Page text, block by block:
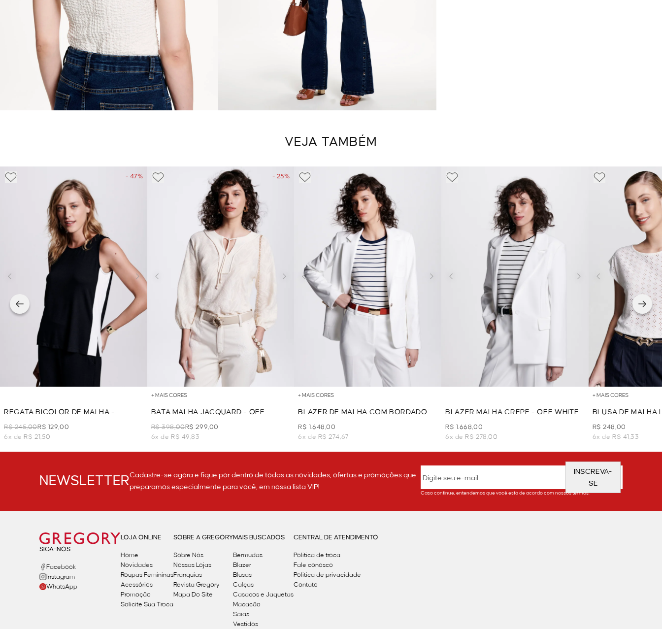
VEJA TAMBÉM
- 47%
REGATA BICOLOR DE MALHA -
PRETO/OFF WHITE
R$ 245,00R$ 129,00
6x de R$ 21,50
- 25%
+ MAIS CORES
BATA MALHA JACQUARD - OFF
WHITE
R$ 398,00R$ 299,00
6x de R$ 49,83
+ MAIS CORES
BLAZER DE MALHA COM BORDADO
BRASÃO - OFF WHITE
R$ 1.648,00
6x de R$ 274,67
BLAZER MALHA CREPE - OFF WHITE
R$ 1.668,00
6x de R$ 278,00
+ MAIS CORES
BLUSA DE MALHA
R$ 248,00
6x de R$ 41,33
NEWSLETTERCadastre-se agora e fique por dentro de todas as novidades, ofertas e promoções que
preparamos especialmente para você, em nossa lista VIP!
INSCREVA-
SE
Caso continue, entendemos que você está de acordo com nossos termos.
SIGA-NOS
Facebook
Instagram
WhatsApp
LOJA ONLINE
Home
Novidades
Roupas Femininas
Acessórios
Promoção
Solicite Sua Troca
SOBRE A GREGORY
Sobre Nós
Nossas Lojas
Franquias
Revista Gregory
Mapa Do Site
MAIS BUSCADOS
Bermudas
Blazer
Blusas
Calças
Casacos e Jaquetas
Macacão
Saias
Vestidos
CENTRAL DE ATENDIMENTO
Política de troca
Fale conosco
Politica de privacidade
Contato